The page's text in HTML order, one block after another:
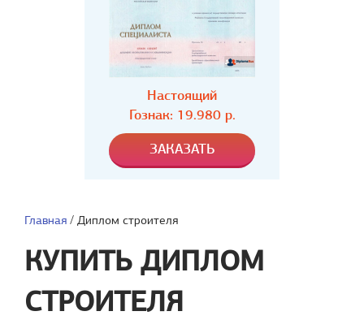
Настоящий
Гознак: 19.980 р.
Главная / Диплом строителя
КУПИТЬ ДИПЛОМ
СТРОИТЕЛЯ